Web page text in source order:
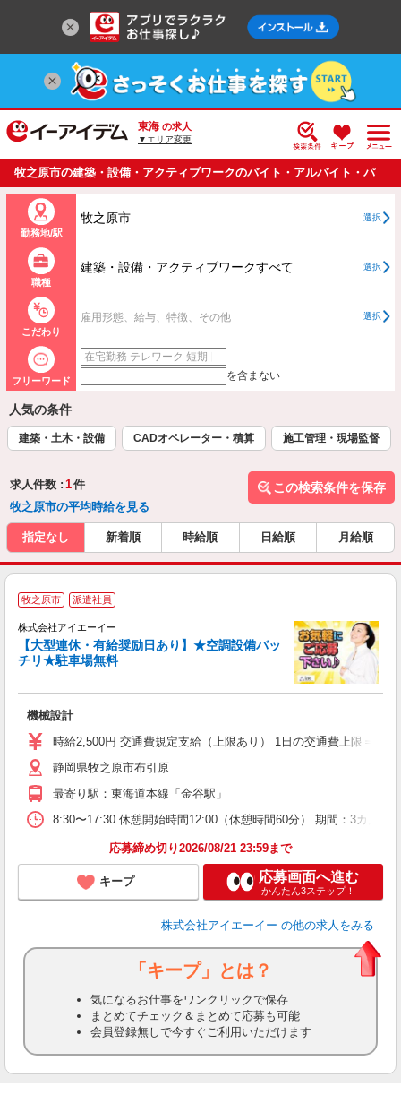
東海 の求人
▼エリア変更
牧之原市の建築・設備・アクティブワークのバイト・アルバイト・パ
ートの求人情報一覧
勤務地/駅
牧之原市 選択
職種
建築・設備・アクティブワークすべて 選択
こだわり
雇用形態、給与、特徴、その他 選択
フリーワード を含まない
人気の条件
建築・土木・設備 CADオペレーター・積算 施工管理・現場監督
求人件数 : 1件
牧之原市の平均時給を見る
この検索条件を保存
指定なし 新着順 時給順 日給順 月給順
牧之原市 派遣社員
株式会社アイエーイー
【大型連休・有給奨励日あり】★空調設備バッ
チリ★駐車場無料
機械設計
時給2,500円 交通費規定支給（上限あり） 1日の交通費上限＝79
静岡県牧之原市布引原
最寄り駅：東海道本線「金谷駅」
8:30〜17:30 休憩開始時間12:00（休憩時間60分） 期間：3カ月
応募締め切り2026/08/21 23:59まで
キープ 応募画面へ進む
かんたん3ステップ！
株式会社アイエーイー の他の求人をみる
「キープ」とは？
気になるお仕事をワンクリックで保存
まとめてチェック＆まとめて応募も可能
会員登録無しで今すぐご利用いただけます